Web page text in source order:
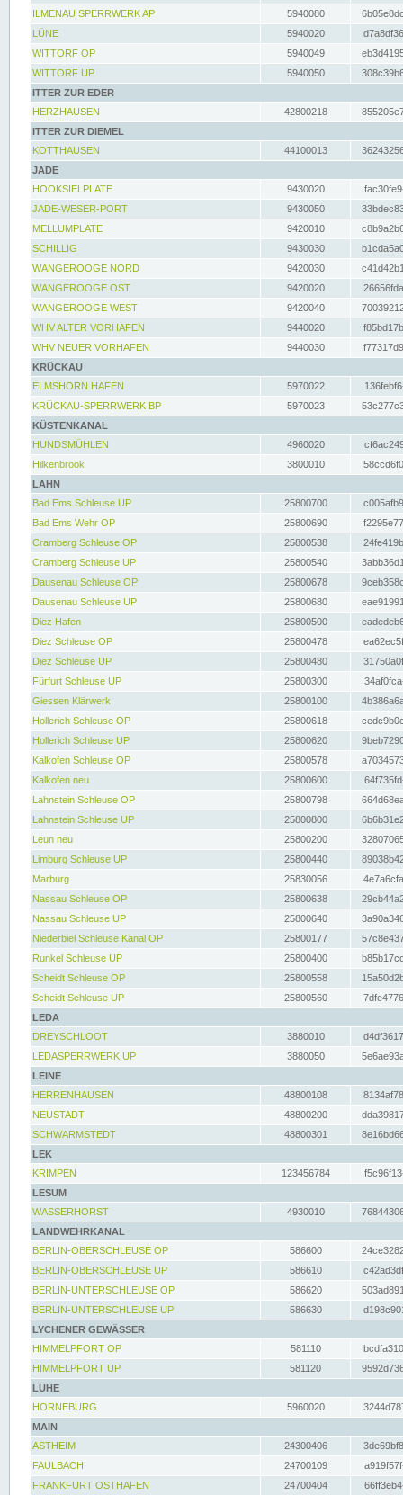
ILMENAU SPERRWERK AP
5940080
LÜNE
5940020
WITTORF OP
5940049
WITTORF UP
5940050
ITTER ZUR EDER
HERZHAUSEN
42800218
ITTER ZUR DIEMEL
KOTTHAUSEN
44100013
JADE
HOOKSIELPLATE
9430020
JADE-WESER-PORT
9430050
MELLUMPLATE
9420010
SCHILLIG
9430030
WANGEROOGE NORD
9420030
WANGEROOGE OST
9420020
WANGEROOGE WEST
9420040
WHV ALTER VORHAFEN
9440020
WHV NEUER VORHAFEN
9440030
KRÜCKAU
ELMSHORN HAFEN
5970022
KRÜCKAU-SPERRWERK BP
5970023
KÜSTENKANAL
HUNDSMÜHLEN
4960020
Hilkenbrook
3800010
LAHN
Bad Ems Schleuse UP
25800700
Bad Ems Wehr OP
25800690
Cramberg Schleuse OP
25800538
Cramberg Schleuse UP
25800540
Dausenau Schleuse OP
25800678
Dausenau Schleuse UP
25800680
Diez Hafen
25800500
Diez Schleuse OP
25800478
Diez Schleuse UP
25800480
Fürfurt Schleuse UP
25800300
Giessen Klärwerk
25800100
Hollerich Schleuse OP
25800618
Hollerich Schleuse UP
25800620
Kalkofen Schleuse OP
25800578
Kalkofen neu
25800600
Lahnstein Schleuse OP
25800798
Lahnstein Schleuse UP
25800800
Leun neu
25800200
Limburg Schleuse UP
25800440
Marburg
25830056
Nassau Schleuse OP
25800638
Nassau Schleuse UP
25800640
Niederbiel Schleuse Kanal OP
25800177
Runkel Schleuse UP
25800400
Scheidt Schleuse OP
25800558
Scheidt Schleuse UP
25800560
LEDA
DREYSCHLOOT
3880010
LEDASPERRWERK UP
3880050
LEINE
HERRENHAUSEN
48800108
NEUSTADT
48800200
SCHWARMSTEDT
48800301
LEK
KRIMPEN
123456784
LESUM
WASSERHORST
4930010
LANDWEHRKANAL
BERLIN-OBERSCHLEUSE OP
586600
BERLIN-OBERSCHLEUSE UP
586610
BERLIN-UNTERSCHLEUSE OP
586620
BERLIN-UNTERSCHLEUSE UP
586630
LYCHENER GEWÄSSER
HIMMELPFORT OP
581110
HIMMELPFORT UP
581120
LÜHE
HORNEBURG
5960020
MAIN
ASTHEIM
24300406
FAULBACH
24700109
FRANKFURT OSTHAFEN
24700404